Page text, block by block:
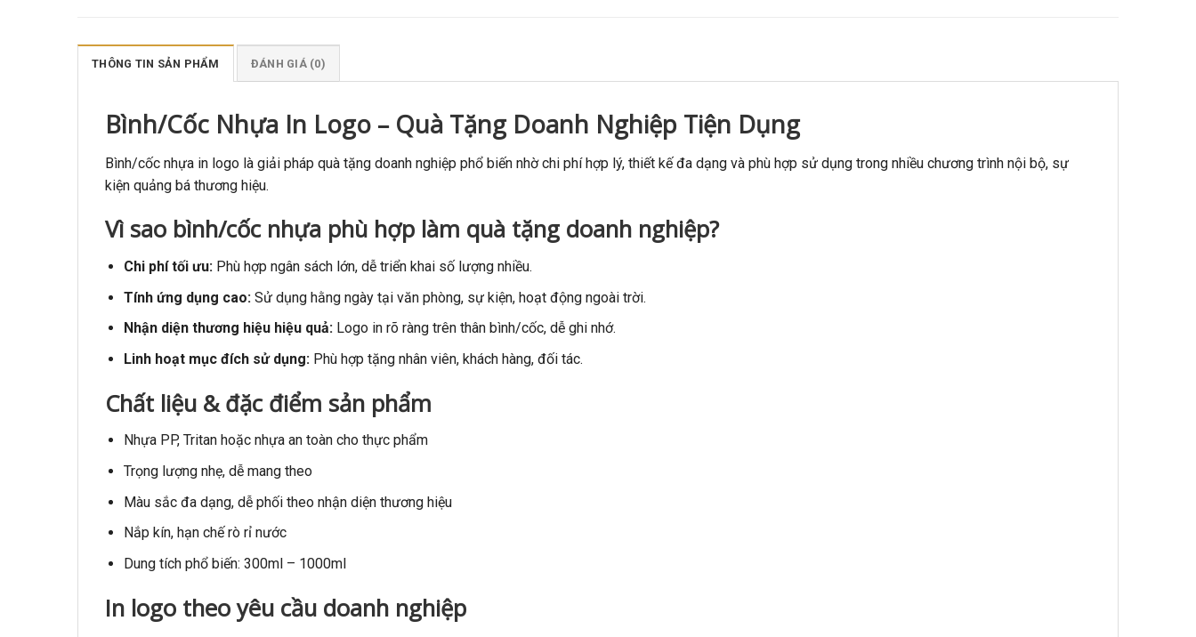
THÔNG TIN SẢN PHẨM ĐÁNH GIÁ (0)
Bình/Cốc Nhựa In Logo – Quà Tặng Doanh Nghiệp Tiện Dụng
Bình/cốc nhựa in logo là giải pháp quà tặng doanh nghiệp phổ biến nhờ chi phí hợp lý, thiết kế đa dạng và phù hợp sử dụng trong nhiều chương trình nội bộ, sự
kiện quảng bá thương hiệu.
Vì sao bình/cốc nhựa phù hợp làm quà tặng doanh nghiệp?
Chi phí tối ưu:Phù hợp ngân sách lớn, dễ triển khai số lượng nhiều.
Tính ứng dụng cao:Sử dụng hằng ngày tại văn phòng, sự kiện, hoạt động ngoài trời.
Nhận diện thương hiệu hiệu quả:Logo in rõ ràng trên thân bình/cốc, dễ ghi nhớ.
Linh hoạt mục đích sử dụng:Phù hợp tặng nhân viên, khách hàng, đối tác.
Chất liệu & đặc điểm sản phẩm
Nhựa PP, Tritan hoặc nhựa an toàn cho thực phẩm
Trọng lượng nhẹ, dễ mang theo
Màu sắc đa dạng, dễ phối theo nhận diện thương hiệu
Nắp kín, hạn chế rò rỉ nước
Dung tích phổ biến: 300ml – 1000ml
In logo theo yêu cầu doanh nghiệp